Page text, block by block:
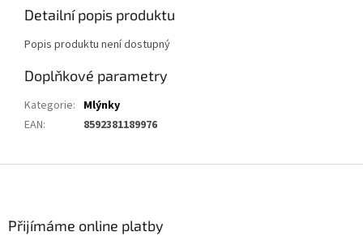
Detailní popis produktu
Popis produktu není dostupný
Doplňkové parametry
Kategorie: Mlýnky
EAN: 8592381189976
Přijímáme online platby